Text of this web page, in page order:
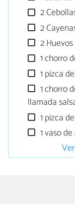
2
2
2 Huevos
1 chorro
1 pizca
1 chorro
llamada
1 pizca
1 vaso